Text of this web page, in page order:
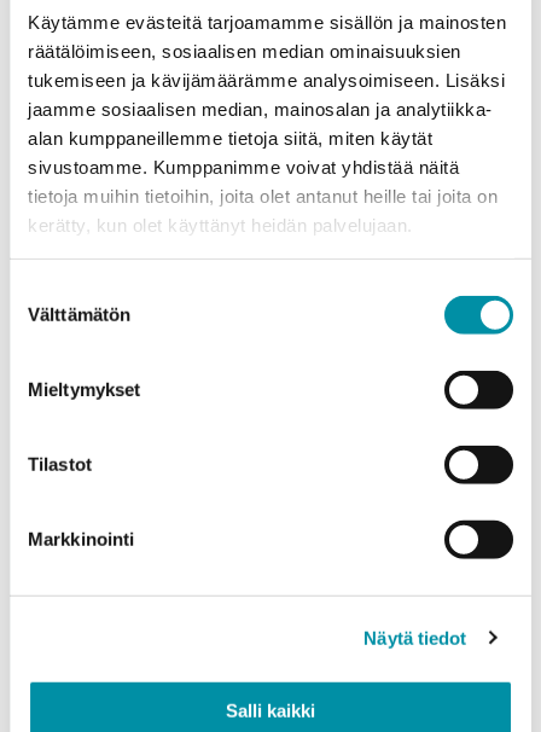
Käytämme evästeitä tarjoamamme sisällön ja mainosten
räätälöimiseen, sosiaalisen median ominaisuuksien
tukemiseen ja kävijämäärämme analysoimiseen. Lisäksi
jaamme sosiaalisen median, mainosalan ja analytiikka-
alan kumppaneillemme tietoja siitä, miten käytät
sivustoamme. Kumppanimme voivat yhdistää näitä
tietoja muihin tietoihin, joita olet antanut heille tai joita on
kerätty, kun olet käyttänyt heidän palvelujaan.
valinta
Välttämätön
Mieltymykset
Tilastot
Markkinointi
Näytä tiedot
Salli kaikki
Yhteyshenkilö*
Sähköposti*
Puhelinnumero
Valitse tuote ja syötä tilauksen määrä metreinä. Huomioithan, että
Tuote*